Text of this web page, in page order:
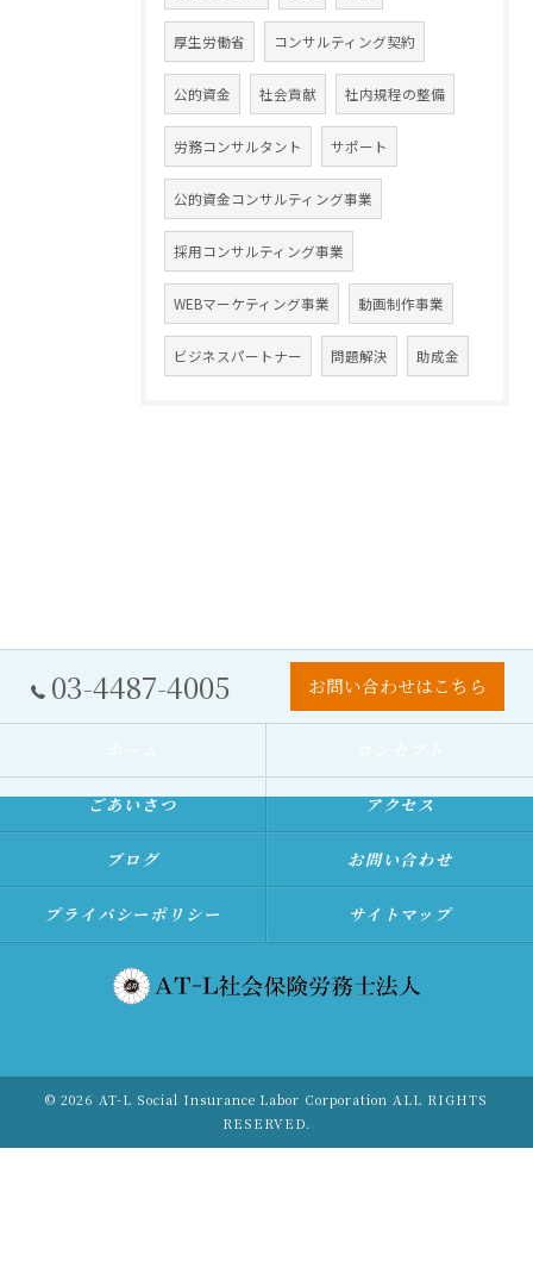
厚生労働省 コンサルティング契約
公的資金 社会貢献 社内規程の整備
労務コンサルタント サポート
公的資金コンサルティング事業
採用コンサルティング事業
WEBマーケティング事業 動画制作事業
ビジネスパートナー 問題解決 助成金
03-4487-4005 お問い合わせはこちら
ごあいさつ アクセス
ブログ お問い合わせ
プライバシーポリシー サイトマップ
© 2026 AT-L Social Insurance Labor Corporation ALL RIGHTS
RESERVED.